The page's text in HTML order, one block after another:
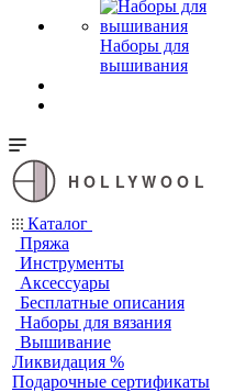
Наборы для
вышивания
HOLLYWOOL
Каталог
Пряжа
Инструменты
Аксессуары
Бесплатные описания
Наборы для вязания
Вышивание
Ликвидация %
Подарочные сертификаты